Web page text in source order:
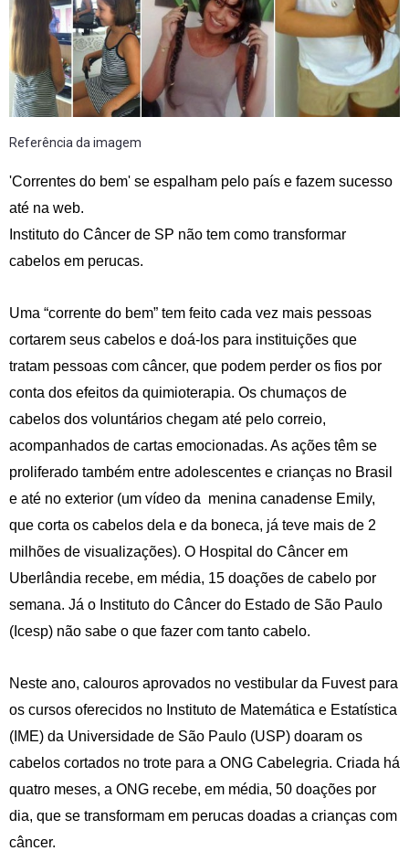
Referência da imagem
'Correntes do bem' se espalham pelo país e fazem sucesso
até na web.
Instituto do Câncer de SP não tem como transformar
cabelos em perucas.
Uma “corrente do bem” tem feito cada vez mais pessoas
cortarem seus cabelos e doá-los para instituições que
tratam pessoas com câncer, que podem perder os fios por
conta dos efeitos da quimioterapia. Os chumaços de
cabelos dos voluntários chegam até pelo correio,
acompanhados de cartas emocionadas. As ações têm se
proliferado também entre adolescentes e crianças no Brasil
e até no exterior (um vídeo da menina canadense Emily,
que corta os cabelos dela e da boneca, já teve mais de 2
milhões de visualizações). O Hospital do Câncer em
Uberlândia recebe, em média, 15 doações de cabelo por
semana. Já o Instituto do Câncer do Estado de São Paulo
(Icesp) não sabe o que fazer com tanto cabelo.
Neste ano, calouros aprovados no vestibular da Fuvest para
os cursos oferecidos no Instituto de Matemática e Estatística
(IME) da Universidade de São Paulo (USP) doaram os
cabelos cortados no trote para a ONG Cabelegria. Criada há
quatro meses, a ONG recebe, em média, 50 doações por
dia, que se transformam em perucas doadas a crianças com
câncer.